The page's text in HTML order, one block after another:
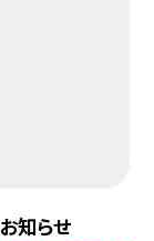
知らせ